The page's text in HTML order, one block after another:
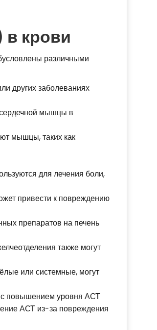
крови
различными
других заболеваниях
мышцы в
мышцы, таких как
для лечения боли,
привести к повреждению
препаратов на печень
также могут
или системные, могут
с повышением уровня АСТ
АСТ из-за повреждения